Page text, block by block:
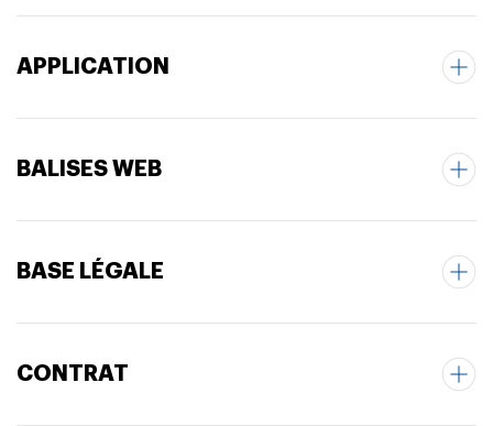
APPLICATION
BALISES WEB
BASE LÉGALE
CONTRAT